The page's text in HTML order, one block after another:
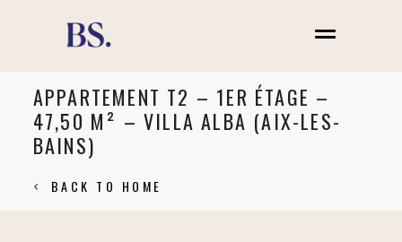
APPARTEMENT T2 – 1ER ÉTAGE –
47,50 M² – VILLA ALBA (AIX-LES-
BAINS)
BACK TO HOME